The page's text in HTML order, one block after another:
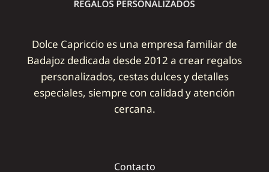
Dolce Capriccio es una empresa familiar de
Badajoz dedicada desde 2012 a crear regalos
personalizados, cestas dulces y detalles
especiales, siempre con calidad y atención
cercana.
Contacto